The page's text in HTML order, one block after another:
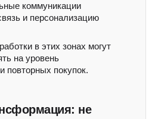
коммуникации
и персонализацию
в этих зонах могут
на уровень
повторных покупок.
не